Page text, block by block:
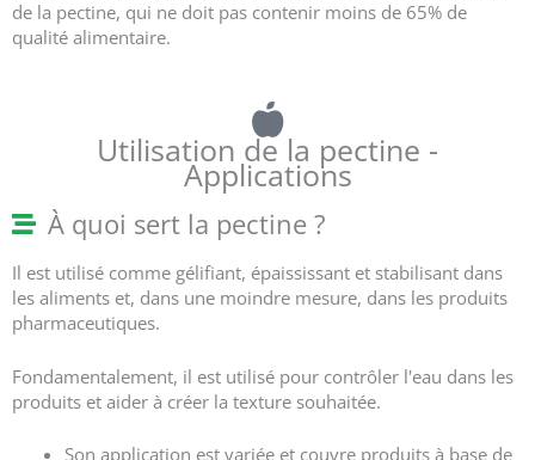
de la pectine, qui ne doit pas contenir moins de 65% de
qualité alimentaire.
Utilisation de la pectine -
Applications
À quoi sert la pectine ?
Il est utilisé comme gélifiant, épaississant et stabilisant dans
les aliments et, dans une moindre mesure, dans les produits
pharmaceutiques.
Fondamentalement, il est utilisé pour contrôler l'eau dans les
produits et aider à créer la texture souhaitée.
Son application est variée et couvre produits à base de